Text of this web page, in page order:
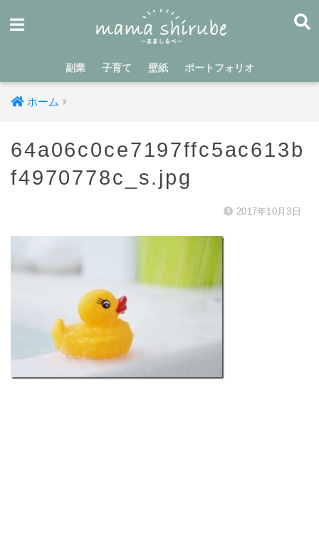
副業 子育て 壁紙 ポートフォリオ
ホーム
64a06c0ce7197ffc5ac613b
f4970778c_s.jpg
2017年10月3日